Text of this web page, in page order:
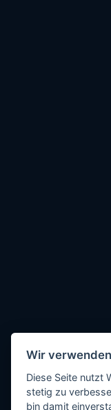
Wir
Diese Seite nutzt
stetig zu
bin damit